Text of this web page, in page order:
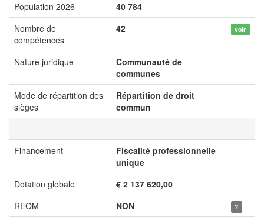
Population 2026
40 784
Nombre de
compétences
42 voir
Nature juridique
Communauté de
communes
Mode de répartition des
sièges
Répartition de droit
commun
Financement
Fiscalité professionnelle
unique
Dotation globale
€ 2 137 620,00
REOM
NON ?